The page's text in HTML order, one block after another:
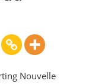
Nouvelle